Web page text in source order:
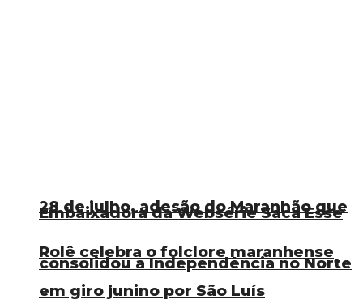
Embaixadora da Websérie Saca Esse
Rolê celebra o folclore maranhense
em giro junino por São Luís
28 de julho, adesão do Maranhão que
consolidou a Independência no Norte